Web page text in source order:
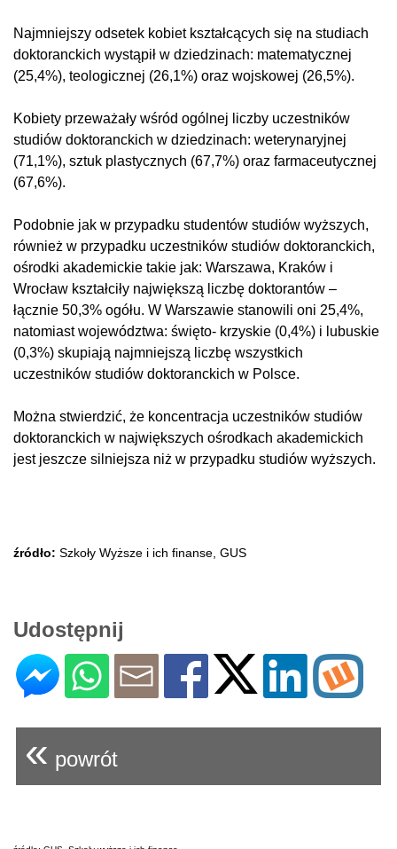
Najmniejszy odsetek kobiet kształcących się na studiach
doktoranckich wystąpił w dziedzinach: matematycznej
(25,4%), teologicznej (26,1%) oraz wojskowej (26,5%).
Kobiety przeważały wśród ogólnej liczby uczestników
studiów doktoranckich w dziedzinach: weterynaryjnej
(71,1%), sztuk plastycznych (67,7%) oraz farmaceutycznej
(67,6%).
Podobnie jak w przypadku studentów studiów wyższych,
również w przypadku uczestników studiów doktoranckich,
ośrodki akademickie takie jak: Warszawa, Kraków i
Wrocław kształciły największą liczbę doktorantów –
łącznie 50,3% ogółu. W Warszawie stanowili oni 25,4%,
natomiast województwa: święto- krzyskie (0,4%) i lubuskie
(0,3%) skupiają najmniejszą liczbę wszystkich
uczestników studiów doktoranckich w Polsce.
Można stwierdzić, że koncentracja uczestników studiów
doktoranckich w największych ośrodkach akademickich
jest jeszcze silniejsza niż w przypadku studiów wyższych.
źródło: Szkoły Wyższe i ich finanse, GUS
Udostępnij
« powrót